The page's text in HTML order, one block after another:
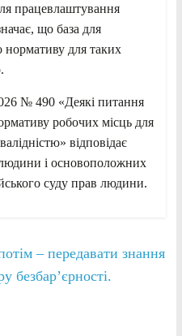
працевлаштування
що база для
нормативу для таких
№ 490 «Деякі питання
робочих місць для
відповідає
і основоположних
суду прав людини.
– передавати знання
безбар’єрності.